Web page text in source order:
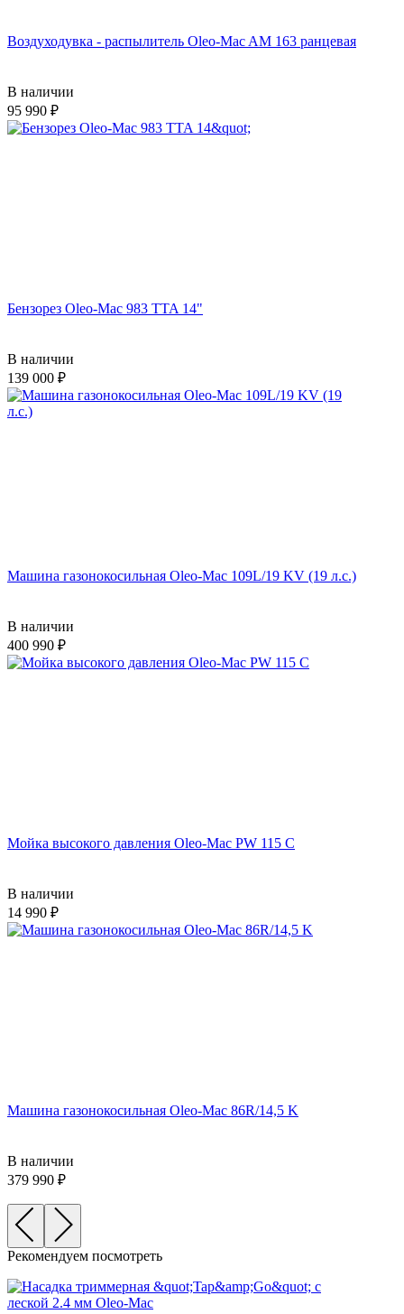
Воздуходувка - распылитель Oleo-Mac AM 163 ранцевая
В наличии
95 990
Бензорез Oleo-Mac 983 TTA 14"
В наличии
139 000
Машина газонокосильная Oleo-Mac 109L/19 KV (19 л.с.)
В наличии
400 990
Мойка высокого давления Oleo-Mac PW 115 C
В наличии
14 990
Машина газонокосильная Oleo-Mac 86R/14,5 K
В наличии
379 990
Рекомендуем посмотреть